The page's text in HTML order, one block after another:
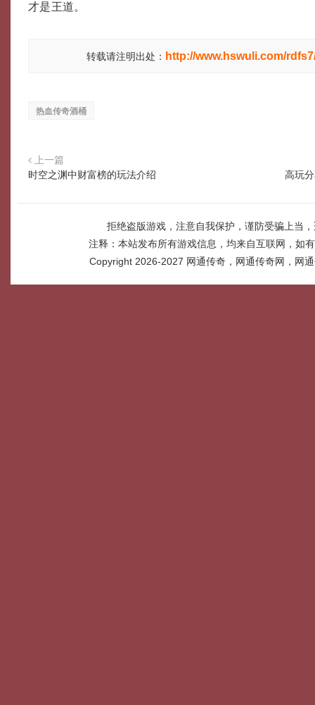
才是王道。
转载请注明出处： http://www.hswuli.com/
热血传奇酒桶
上一篇
时空之渊中财富榜的玩法介绍
高玩
拒绝盗版游戏，注意自我保护，谨防受骗上当
注释：本站发布所有游戏信息，均来自互联网，如
Copyright 2026-2027 网通传奇，网通传奇网，网